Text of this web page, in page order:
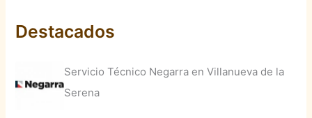
Destacados
Servicio Técnico Negarra en Villanueva de la
Serena